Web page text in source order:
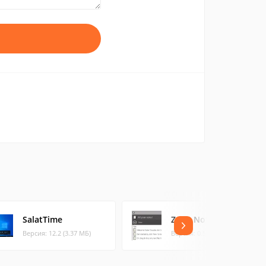
SalatTime
Версия: 12.2 (3.37 МБ)
ZenR Notes
Версия: 0.5 (0.18 МБ)